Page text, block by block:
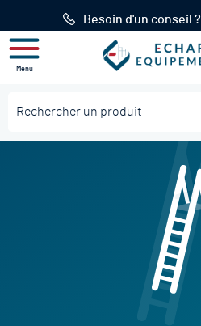
Menu
Besoin d'un conseil ?